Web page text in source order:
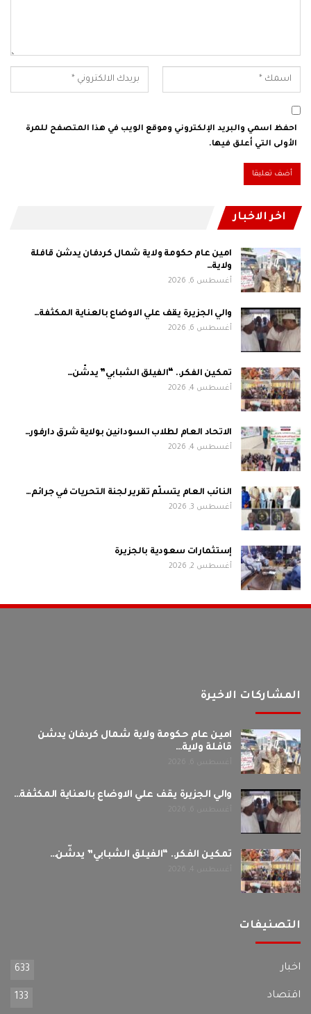
احفظ اسمي والبريد الإلكتروني وموقع الويب في هذا المتصفح للمرة
الأولى التي أعلق فيها.
اخر الاخبار
امين عام حكومة ولاية شمال كردفان يدشن قافلة
ولاية…
أغسطس 6, 2026
والي الجزيرة يقف علي الاوضاع بالعناية المكثفة…
أغسطس 6, 2026
تمكين الفكر.. “الفيلق الشبابي” يدشّن…
أغسطس 4, 2026
الاتحاد العام لطلاب السودانين بولاية شرق دارفور…
أغسطس 4, 2026
النائب العام يتسلّم تقرير لجنة التحريات في جرائم…
أغسطس 3, 2026
إستثمارات سعودية بالجزيرة
أغسطس 2, 2026
المشاركات الاخيرة
امين عام حكومة ولاية شمال كردفان يدشن
قافلة ولاية…
والي الجزيرة يقف علي الاوضاع بالعناية المكثفة…
تمكين الفكر.. “الفيلق الشبابي” يدشّن…
التصنيفات
اخبار 633
اقتصاد 133